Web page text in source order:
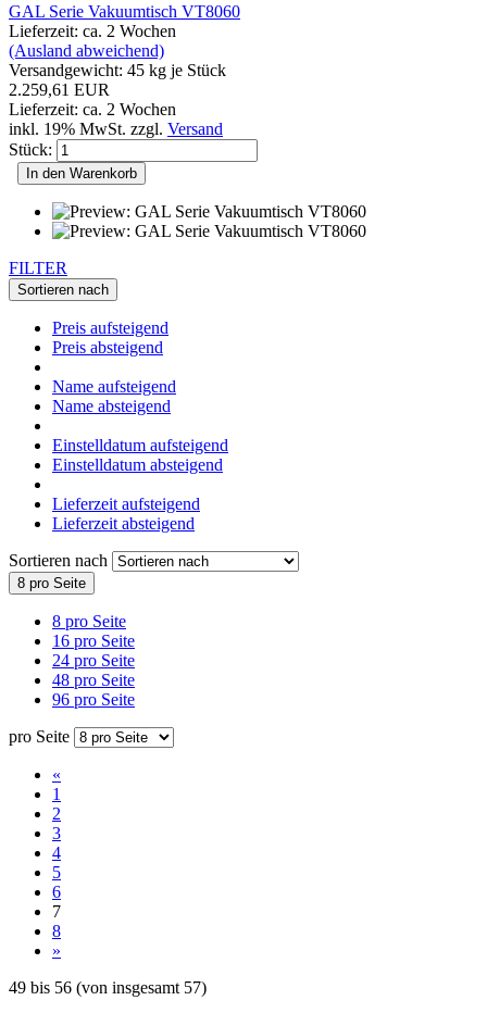
GAL Serie Vakuumtisch VT8060
Lieferzeit: ca. 2 Wochen
(Ausland abweichend)
Versandgewicht: 45 kg je Stück
2.259,61 EUR
Lieferzeit: ca. 2 Wochen
inkl. 19% MwSt. zzgl. Versand
Stück:
In den Warenkorb
FILTER
Sortieren nach
Preis aufsteigend
Preis absteigend
Name aufsteigend
Name absteigend
Einstelldatum aufsteigend
Einstelldatum absteigend
Lieferzeit aufsteigend
Lieferzeit absteigend
Sortieren nach
8 pro Seite
8 pro Seite
16 pro Seite
24 pro Seite
48 pro Seite
96 pro Seite
pro Seite
«
1
2
3
4
5
6
7
8
»
49 bis 56 (von insgesamt 57)